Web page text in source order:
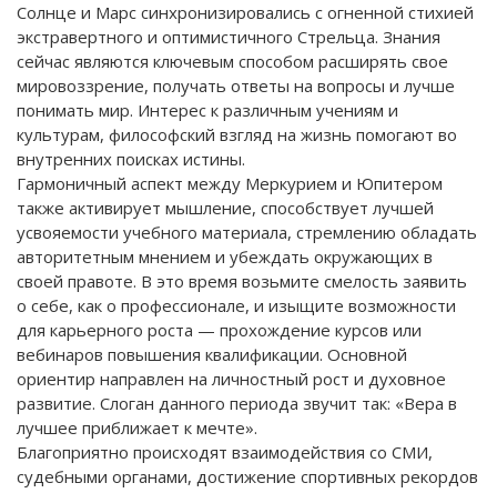
Солнце и Марс синхронизировались с огненной стихией
экстравертного и оптимистичного Стрельца. Знания
сейчас являются ключевым способом расширять свое
мировоззрение, получать ответы на вопросы и лучше
понимать мир. Интерес к различным учениям и
культурам, философский взгляд на жизнь помогают во
внутренних поисках истины.
Гармоничный аспект между Меркурием и Юпитером
также активирует мышление, способствует лучшей
усвояемости учебного материала, стремлению обладать
авторитетным мнением и убеждать окружающих в
своей правоте. В это время возьмите смелость заявить
о себе, как о профессионале, и изыщите возможности
для карьерного роста — прохождение курсов или
вебинаров повышения квалификации. Основной
ориентир направлен на личностный рост и духовное
развитие. Слоган данного периода звучит так: «Вера в
лучшее приближает к мечте».
Благоприятно происходят взаимодействия со СМИ,
судебными органами, достижение спортивных рекордов